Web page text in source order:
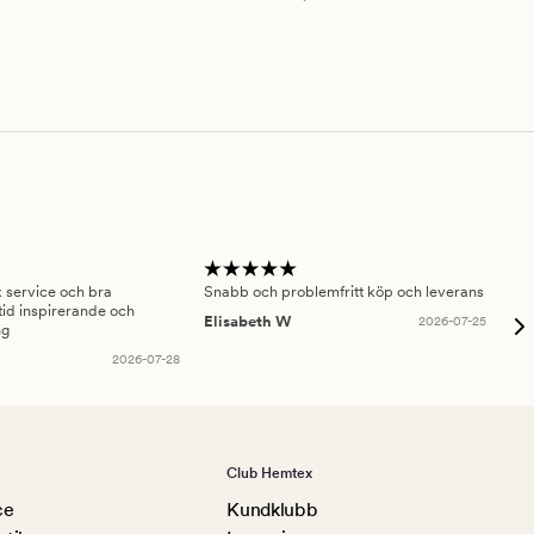
service och bra
inspirerande och
2026-07-28
Snabb och problemfritt köp och leverans
Elisabeth W
2026-07-25
Club Hemtex
Kundklubb